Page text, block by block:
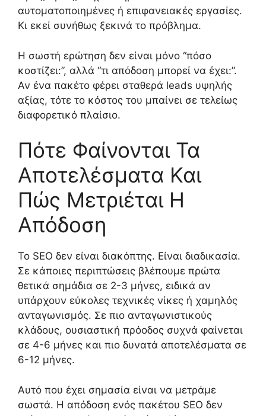
αυτοματοποιημένες ή επιφανειακές εργασίες.
Κι εκεί συνήθως ξεκινά το πρόβλημα.
Η σωστή ερώτηση δεν είναι μόνο “πόσο
κοστίζει:”, αλλά “τι απόδοση μπορεί να έχει:”.
Αν ένα πακέτο φέρει σταθερά leads υψηλής
αξίας, τότε το κόστος του μπαίνει σε τελείως
διαφορετικό πλαίσιο.
Πότε Φαίνονται Τα
Αποτελέσματα Και
Πώς Μετριέται Η
Απόδοση
Το SEO δεν είναι διακόπτης. Είναι διαδικασία.
Σε κάποιες περιπτώσεις βλέπουμε πρώτα
θετικά σημάδια σε 2-3 μήνες, ειδικά αν
υπάρχουν εύκολες τεχνικές νίκες ή χαμηλός
ανταγωνισμός. Σε πιο ανταγωνιστικούς
κλάδους, ουσιαστική πρόοδος συχνά φαίνεται
σε 4-6 μήνες και πιο δυνατά αποτελέσματα σε
6-12 μήνες.
Αυτό που έχει σημασία είναι να μετράμε
σωστά. Η απόδοση ενός πακέτου SEO δεν